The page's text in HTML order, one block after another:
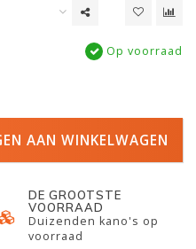
Op voorraad
AAN WINKELWAGEN
DE GROOTSTE
VOORRAAD
Duizenden kano's op
voorraad